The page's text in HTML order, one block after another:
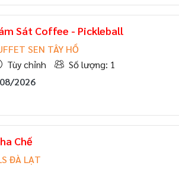
Sát Coffee - Pickleball
SEN TÂY HỒ
Tùy chỉnh
Số lượng: 1
2026
Chế
ĐÀ LẠT